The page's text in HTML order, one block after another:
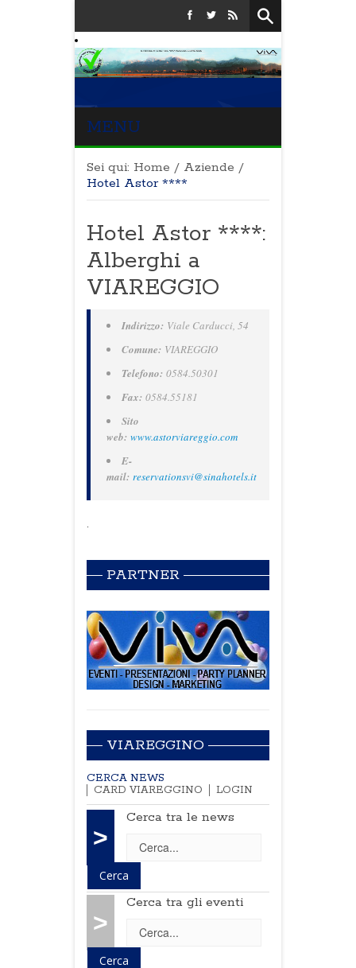
MENU
Sei qui: Home / Aziende /
Hotel Astor ****
Hotel Astor ****:
Alberghi a
VIAREGGIO
Indirizzo: Viale Carducci, 54
Comune: VIAREGGIO
Telefono: 0584.50301
Fax: 0584.55181
Sito
web: www.astorviareggio.com
E-
mail: reservationsvi@sinahotels.it
.
PARTNER
VIAREGGINO
CERCA NEWS
CARD VIAREGGINO
LOGIN
>
Cerca tra le news
>
Cerca tra gli eventi